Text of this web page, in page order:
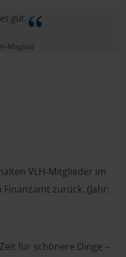
gut.
Mitglied
VLH-Mitglieder im
zurück. (Jahr:
für schönere Dinge –